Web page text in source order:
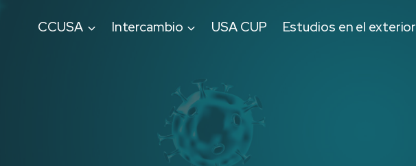
CCUSA Intercambio USA CUP Estudios en el exterior